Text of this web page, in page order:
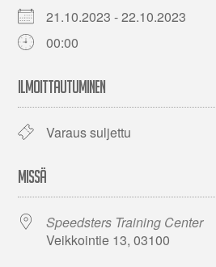
21.10.2023 - 22.10.2023
00:00
ILMOITTAUTUMINEN
Varaus suljettu
MISSÄ
Speedsters Training Center
Veikkointie 13, 03100